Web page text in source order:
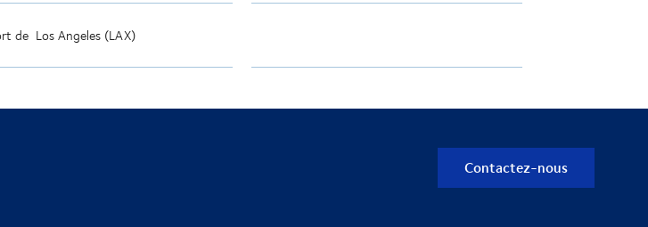
de Los Angeles (LAX)
Contactez-nous